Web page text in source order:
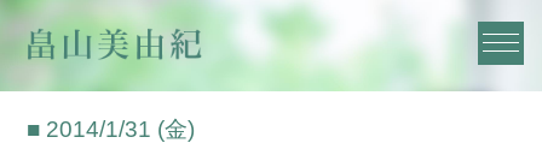
■ 2014/1/31 (金)